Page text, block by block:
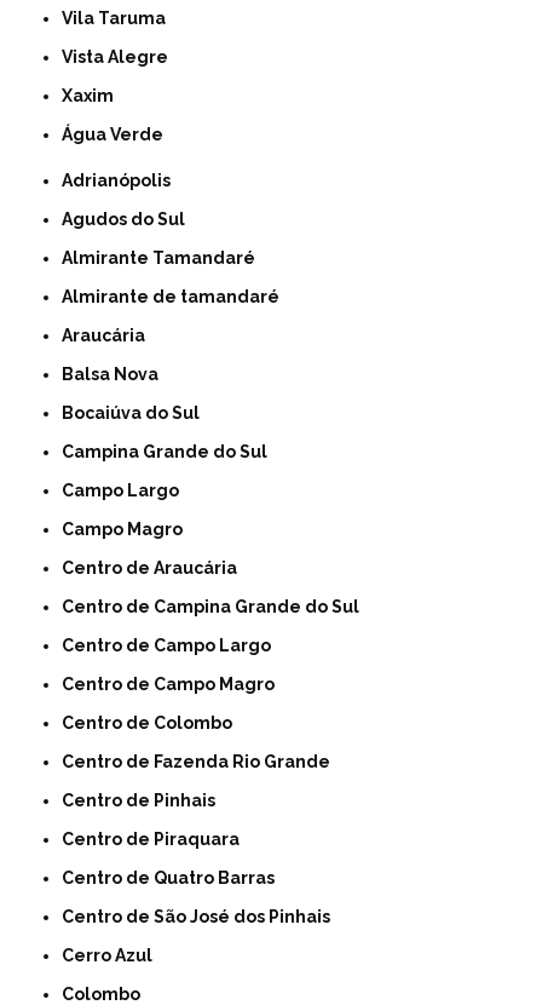
Vila Taruma
Vista Alegre
Xaxim
Água Verde
Adrianópolis
Agudos do Sul
Almirante Tamandaré
Almirante de tamandaré
Araucária
Balsa Nova
Bocaiúva do Sul
Campina Grande do Sul
Campo Largo
Campo Magro
Centro de Araucária
Centro de Campina Grande do Sul
Centro de Campo Largo
Centro de Campo Magro
Centro de Colombo
Centro de Fazenda Rio Grande
Centro de Pinhais
Centro de Piraquara
Centro de Quatro Barras
Centro de São José dos Pinhais
Cerro Azul
Colombo